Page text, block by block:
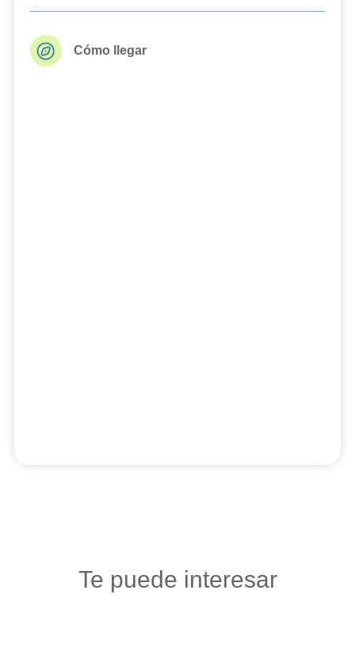
Cómo llegar
Te puede interesar